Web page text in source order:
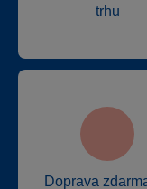
trhu
Doprava